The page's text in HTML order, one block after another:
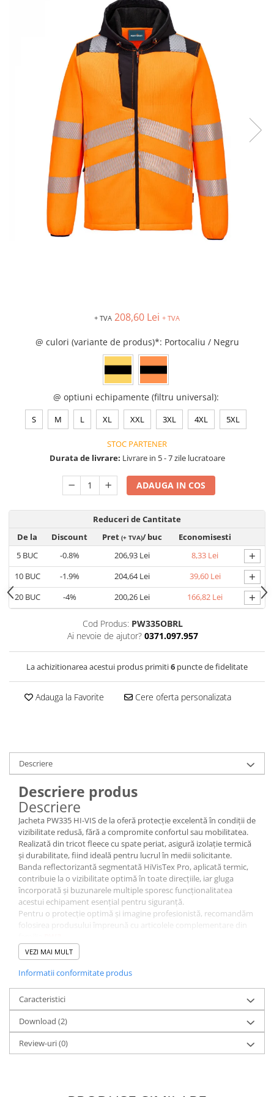
Costume | Combinezoane
Pantaloni Impermeabili
Pelerine | Jachete Impermeabile
Imbracaminte TERMOIZOLANTĂ
Jachete Termoizolante
Pantaloni Termoizolanti
Costume | Combinezoane
Termoizolante
Veste Termoizolante
Îmbrăcăminte REFLECTORIZANTĂ
Jachete reflectorizante (HI-VIS)
Pantaloni si salopete reflectorizante
Tricouri si bluze reflectorizante (HI-
Fesuri, capisoane si sepci
Accesorii reflectorizante (HI-VIS)
Îmbrăcăminte ANTICHIMICĂ |
MULTIRISC
Costume | Combinezoane
Antichimice | Multirisc
Halate | Sorturi Antichimice |
Pantaloni Antichimici | Multirisc
Îmbrăcăminte IGNIFUGĂ (ANTI-
Jambiere Ignifuge
Cagule | Capisoane Ignifuge
Costume | Combinezoane Ignifuge
Jachete| Bluze Ignifuge
Mânecuțe Ignifuge
Sorturi ignifuge
Pantofi
Pantofi outdoor
Pantofi de protecție OB
Pantofi de protecție SB
Pantofi de protecție S1P
Pantofi de protecție S2
Pantofi de protecție S3
Bocanci
Bocanci outdoor
Bocanci de lucru O1
Bocanci de protecție OB
Bocanci de lucru O2
Bocanci de protecție S1
Bocanci de protecție S2
Cizme outdoor
Cizme de lucru OB
Cizme de lucru O4/O5
Cizme de protecție S3
+ TVA 208,60 Lei + TVA
@ culori (variante de produs)*: Portocaliu / Negru
@ optiuni echipamente (filtru universal):
S M L XL XXL 3XL 4XL 5XL
STOC PARTENER
Durata de livrare: Livrare in 5 - 7 zile lucratoare
ADAUGA IN COS
Reduceri de Cantitate
De la
Discount Pret (+ TVA)/ buc
Economisesti
5 BUC -0.8% 206,93 Lei 8,33 Lei +
10BUC -1.9% 204,64 Lei 39,60 Lei +
20BUC -4% 200,26 Lei 166,82 Lei +
Cod Produs: PW335OBRL
Ai nevoie de ajutor? 0371.097.957
La achizitionarea acestui produs primiti6 puncte de fidelitate
Adauga la Favorite Cere oferta personalizata
Descriere
Descriere produs
Descriere
Jacheta PW335 HI-VIS de la oferă protecție excelentă în condiții de
vizibilitate redusă, fără a compromite confortul sau mobilitatea.
Realizată din tricot fleece cu spate periat, asigură izolație termică
și durabilitate, fiind ideală pentru lucrul în medii solicitante.
Banda reflectorizantă segmentată HiVisTex Pro, aplicată termic,
contribuie la o vizibilitate optimă în toate direcțiile, iar gluga
încorporată și buzunarele multiple sporesc funcționalitatea
acestui echipament esențial pentru siguranță.
Pentru o protecție optimă și imagine profesionistă, recomandăm
folosirea produsului împreună cu articolele complementare din
Norme europene
EN ISO 20471 Clasa 3
RIS 3279-TOM Numărul 2 (numai pentru varianta portocalie)
Caracteristici
Material
100% poliester, tricotat cu spate periat
Greutate material
Culoare
VEZI MAI MULT
Informatii conformitate produs
Caracteristici
Download (2)
Review-uri(0)